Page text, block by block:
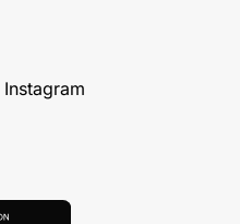
Instagram